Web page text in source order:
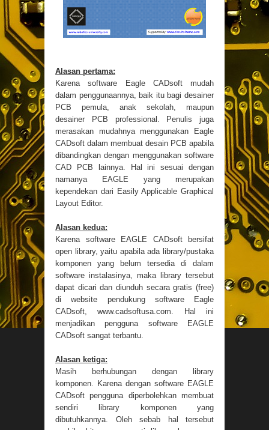
Alasan pertama:
Karena software Eagle CADsoft mudah
dalam penggunaannya, baik itu bagi desainer
PCB pemula, anak sekolah, maupun
desainer PCB professional. Penulis juga
merasakan mudahnya menggunakan Eagle
CADsoft dalam membuat desain PCB apabila
dibandingkan dengan menggunakan software
CAD PCB lainnya. Hal ini sesuai dengan
namanya EAGLE yang merupakan
kependekan dari Easily Applicable Graphical
Layout Editor.
Alasan kedua:
Karena software EAGLE CADsoft bersifat
open library, yaitu apabila ada library/pustaka
komponen yang belum tersedia di dalam
software instalasinya, maka library tersebut
dapat dicari dan diunduh secara gratis (free)
di website pendukung software Eagle
CADsoft, www.cadsoftusa.com. Hal ini
menjadikan pengguna software EAGLE
CADsoft sangat terbantu.
Alasan ketiga:
Masih berhubungan dengan library
komponen. Karena dengan software EAGLE
CADsoft pengguna diperbolehkan membuat
sendiri library komponen yang
dibutuhkannya. Oleh sebab hal tersebut